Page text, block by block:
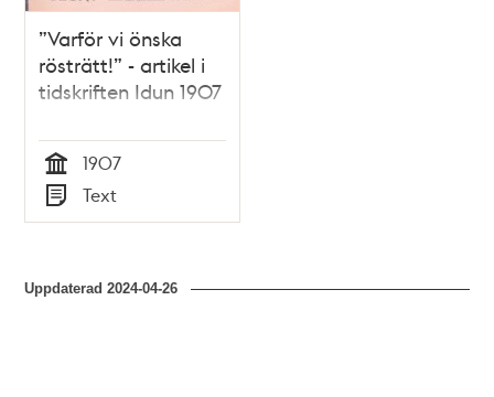
”Varför vi önska
rösträtt!” - artikel i
tidskriften Idun 1907
Tid
1907
Typ
Text
Uppdaterad2024-04-26